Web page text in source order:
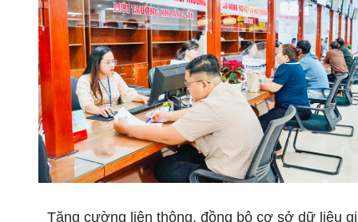
Tăng cường liên thông, đồng bộ cơ sở dữ liệu